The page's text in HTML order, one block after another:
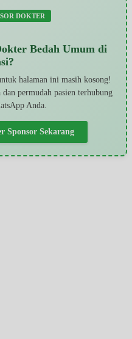
DOKTER
Bedah Umum di
halaman ini masih kosong!
permudah pasien terhubung
Anda.
Sponsor Sekarang